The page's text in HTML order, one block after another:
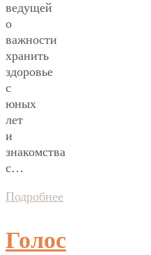
ведущей
о
важности
хранить
здоровье
с
юных
лет
и
знакомства
с…
Подробнее
Голос